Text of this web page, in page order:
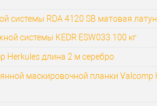
системы RDA 4120 SB матовая
системы KEDR ESW033 100 кг
Herkules длина 2 м серебро
маскировочной планки Valcomp